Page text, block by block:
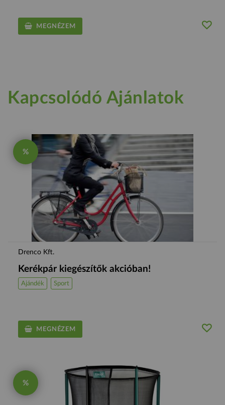
MEGNÉZEM
Kapcsolódó Ajánlatok
%
Drenco Kft.
Kerékpár kiegészítők akcióban!
Ajándék Sport
MEGNÉZEM
%